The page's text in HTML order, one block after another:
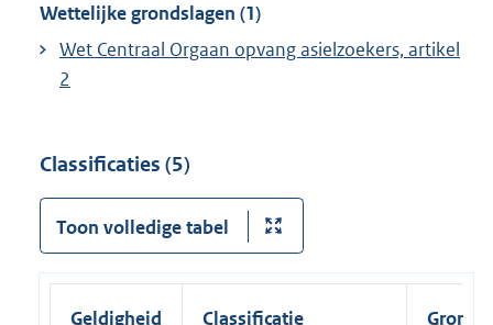
Wettelijke grondslagen (1)
Wet Centraal Orgaan opvang asielzoekers, artikel
2
Classificaties (5)
Toon volledige tabel
Geldigheid Classificatie